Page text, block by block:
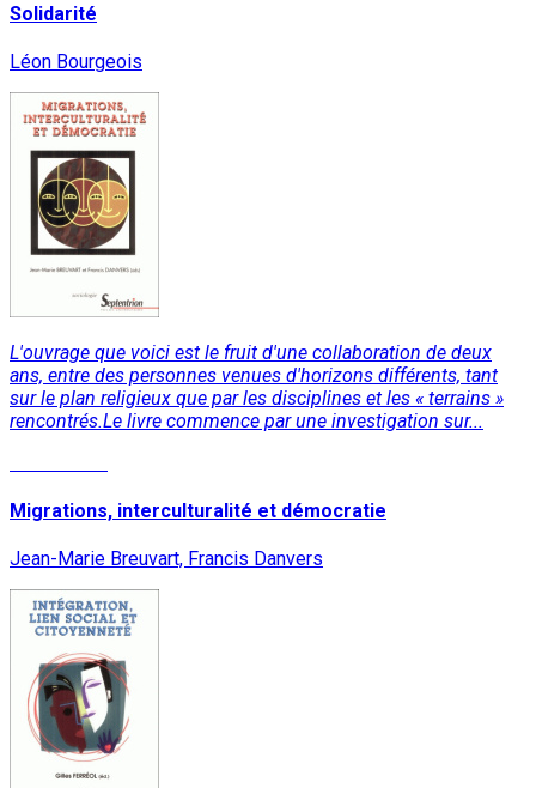
Solidarité
Léon Bourgeois
L'ouvrage que voici est le fruit d'une collaboration de deux
ans, entre des personnes venues d'horizons différents, tant
sur le plan religieux que par les disciplines et les « terrains »
rencontrés.Le livre commence par une investigation sur...
Migrations, interculturalité et démocratie
Jean-Marie Breuvart, Francis Danvers